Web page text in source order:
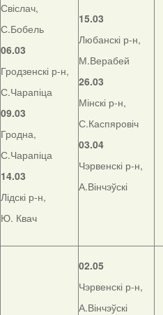
Свіслач,
С.Бобель
06.03
Гродзенскі р-н,
С.Чарапіца
09.03
Гродна,
С.Чарапіца
14.03
Лідскі р-н,
Ю. Квач
15.03
Любанскі р-н,
М.Верабей
26.03
Мінскі р-н,
С.Каспяровіч
03.04
Чэрвенскі р-н,
А.Вінчэўскі
02.05
Чэрвенскі р-н,
А.Вінчэўскі